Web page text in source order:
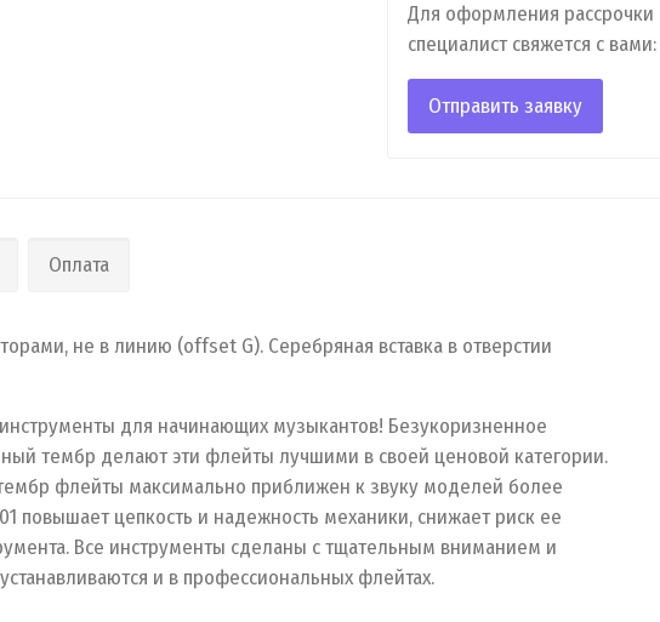
Для оформления рассрочки
специалист свяжется с вами:
Отправить заявку
Оплата
не в линию (offset G). Серебряная вставка в отверстии
для начинающих музыкантов! Безукоризненное
тембр делают эти флейты лучшими в своей ценовой категории.
флейты максимально приближен к звуку моделей более
повышает цепкость и надежность механики, снижает риск ее
Все инструменты сделаны с тщательным вниманием и
и в профессиональных флейтах.